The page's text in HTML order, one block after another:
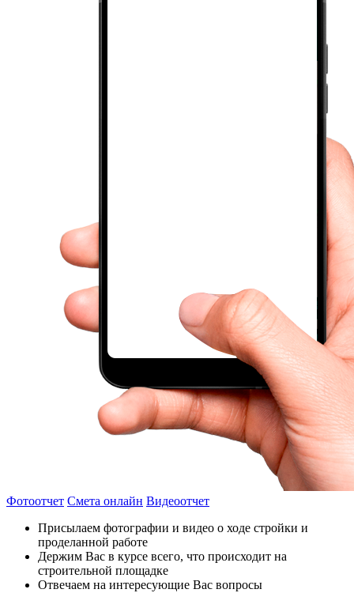
Фотоотчет Смета онлайн Видеоотчет
Присылаем фотографии и видео о ходе стройки и
проделанной работе
Держим Вас в курсе всего, что происходит на
строительной площадке
Отвечаем на интересующие Вас вопросы